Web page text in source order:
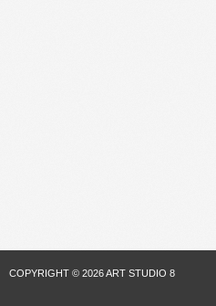
COPYRIGHT © 2026 ART STUDIO 8